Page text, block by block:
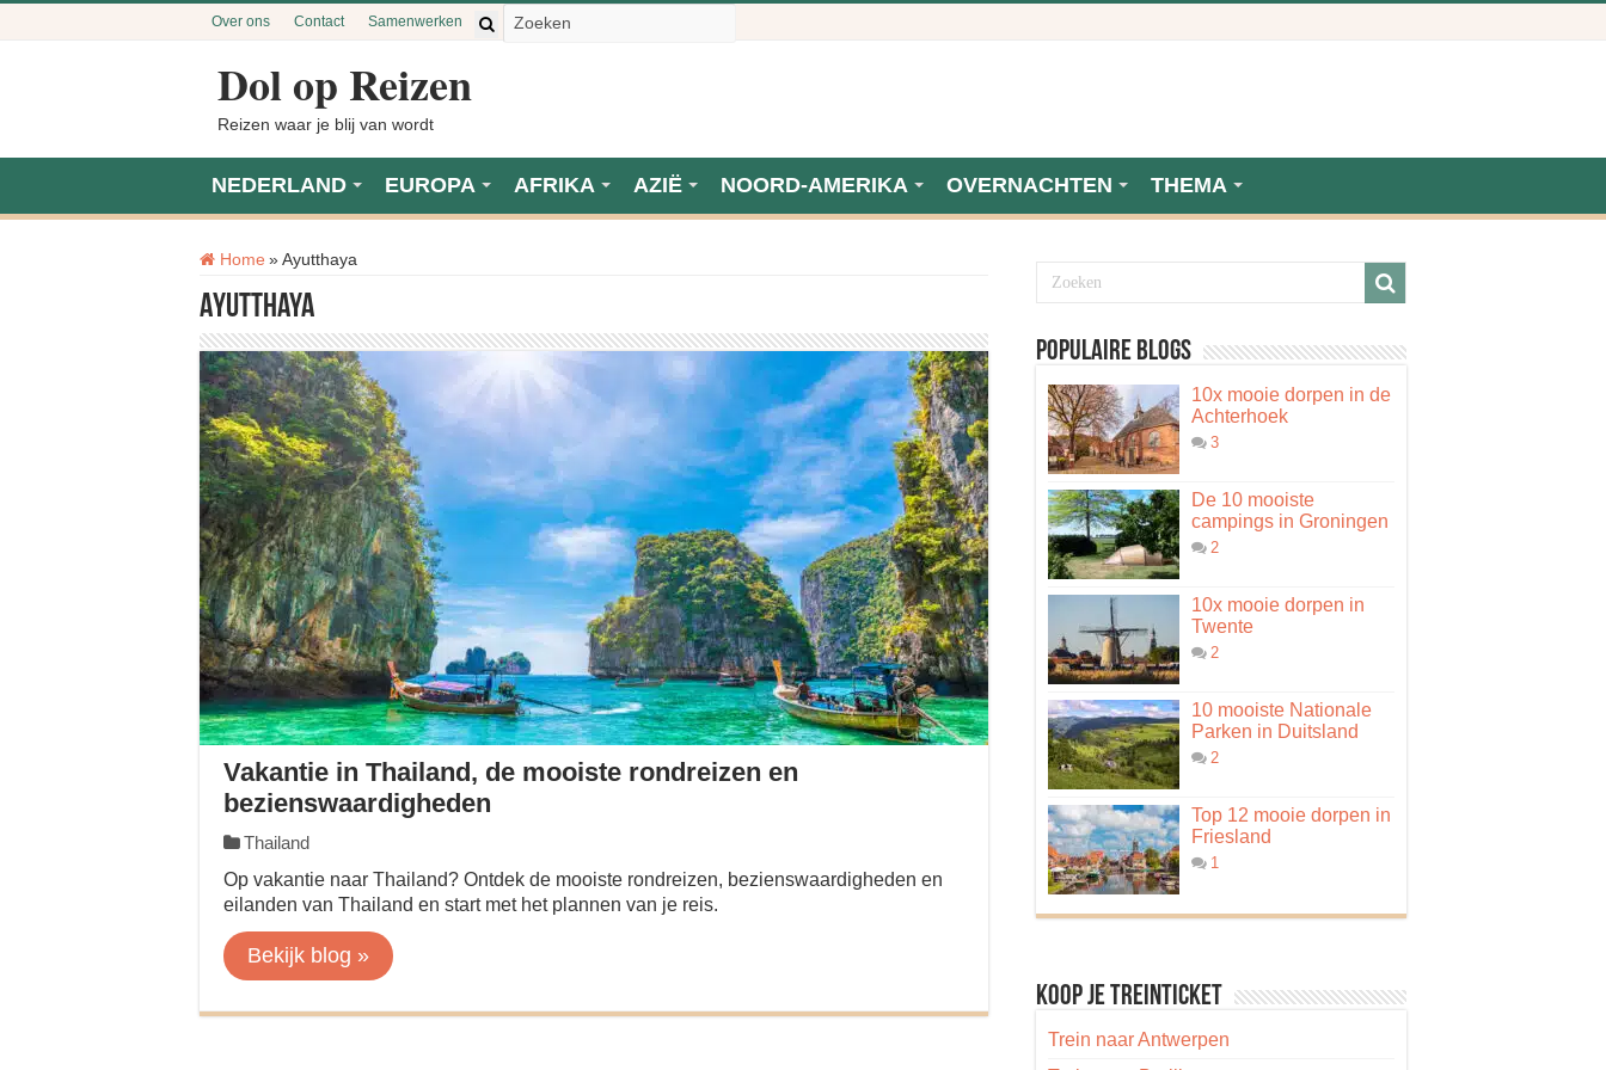
Over ons Contact Samenwerken
Dol op Reizen
Reizen waar je blij van wordt
NEDERLAND EUROPA AFRIKA AZIË NOORD-AMERIKA OVERNACHTEN THEMA
Home » Tag:
Ayutthaya
Ayutthaya
Vakantie in Thailand, de mooiste rondreizen en
bezienswaardigheden
Thailand
Op vakantie naar Thailand? Ontdek de mooiste rondreizen, bezienswaardigheden en
eilanden van Thailand en start met het plannen van je reis.
Bekijk blog »
Populaire blogs
10x mooie dorpen in de
Achterhoek
3
De 10 mooiste
campings in Groningen
2
10x mooie dorpen in
Twente
2
10 mooiste Nationale
Parken in Duitsland
2
Top 12 mooie dorpen in
Friesland
1
Koop je treinticket
Trein naar Antwerpen